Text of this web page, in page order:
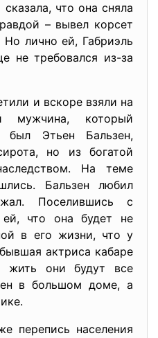
что она сняла
– вывел корсет
лично ей, Габриэль
не требовался из-за
и вскоре взяли на
мужчина, который
Этьен Бальзен,
но из богатой
На теме
Бальзен любил
Поселившись с
что она будет не
в его жизни, что у
актриса кабаре
жить они будут все
в большом доме, а
населения